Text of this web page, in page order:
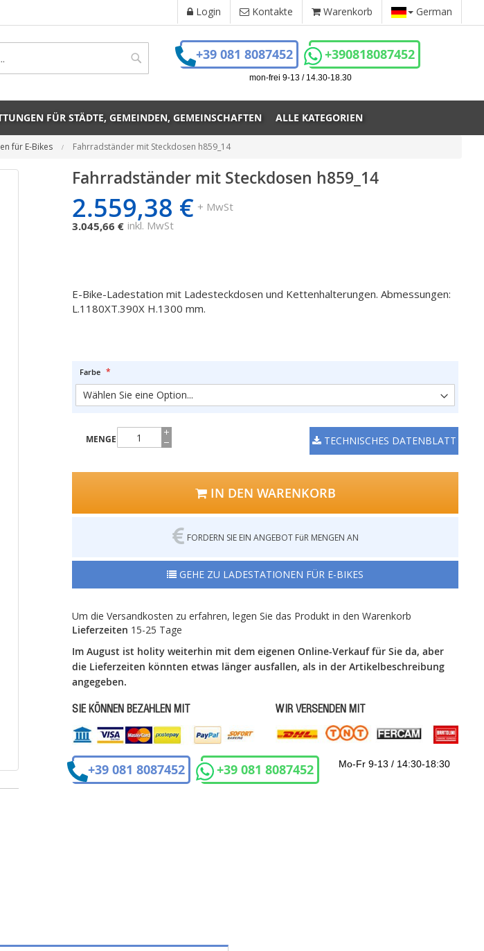
Login Kontakte Warenkorb German
Search
+39 081 8087452 +390818087452
mon-frei 9-13 / 14.30-18.30
FÜR STÄDTE, GEMEINDEN, GEMEINSCHAFTEN ALLE KATEGORIEN
für E-Bikes Fahrradständer mit Steckdosen h859_14
Fahrradständer mit Steckdosen h859_14
2.559,38 € + MwSt
3.045,66 € inkl. MwSt
E-Bike-Ladestation mit Ladesteckdosen und Kettenhalterungen. Abmessungen:
L.1180XT.390X H.1300 mm.
Farbe
MENGE TECHNISCHES DATENBLATT
IN DEN WARENKORB
FORDERN SIE EIN ANGEBOT FüR MENGEN AN
GEHE ZU LADESTATIONEN FÜR E-BIKES
Um die Versandkosten zu erfahren, legen Sie das Produkt in den Warenkorb
Lieferzeiten 15-25 Tage
Im August ist holity weiterhin mit dem eigenen Online-Verkauf für Sie da, aber
die Lieferzeiten könnten etwas länger ausfallen, als in der Artikelbeschreibung
angegeben.
SIE KÖNNEN BEZAHLEN MIT WIR VERSENDEN MIT
+39 081 8087452 +39 081 8087452 Mo-Fr 9-13 / 14:30-18:30